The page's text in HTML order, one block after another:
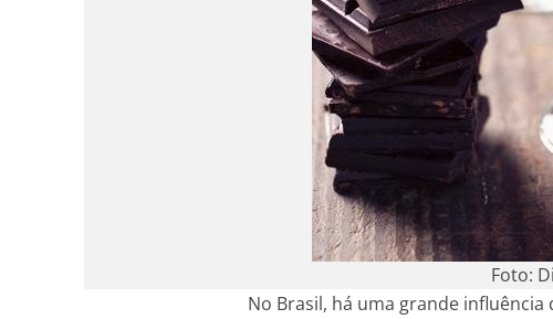
Foto:
No Brasil, há uma grande